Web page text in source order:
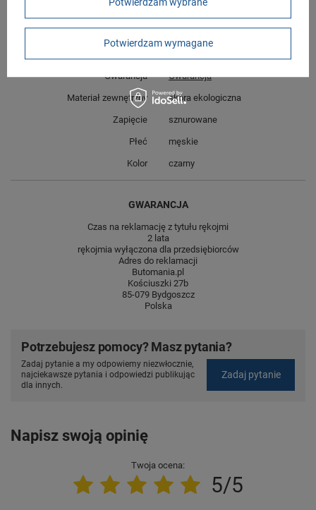
Marka Kappa
Gwarancja Gwarancja
Materiał zewnętrzny skóra ekologiczna
Zapięcie sznurowane
Płeć męskie
Kolor czarny
GWARANCJA
Czas na reklamację z tytułu rękojmi
2 lata
rękojmia wyłączona dla przedsiębiorców
Adres do reklamacji
Butomania.pl
Kościuszki 27b
85-079 Bydgoszcz
Polska
Potrzebujesz pomocy? Masz pytania?
Zadaj pytanie a my odpowiemy niezwłocznie,
najciekawsze pytania i odpowiedzi publikując
dla innych.
Zadaj pytanie
Napisz swoją opinię
Twoja ocena:
5/5
Potwierdzam wybrane
Potwierdzam wymagane